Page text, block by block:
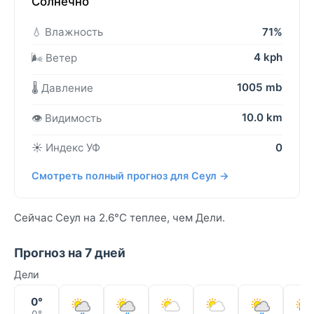
💧 Влажность
71%
🌬️ Ветер
4 kph
🌡️ Давление 1005 mb
👁️ Видимость 10.0 km
☀️ Индекс УФ 0
Смотреть полный прогноз для Сеул →
Сейчас Сеул на 2.6°C теплее, чем Дели.
Прогноз на 7 дней
Дели
0°